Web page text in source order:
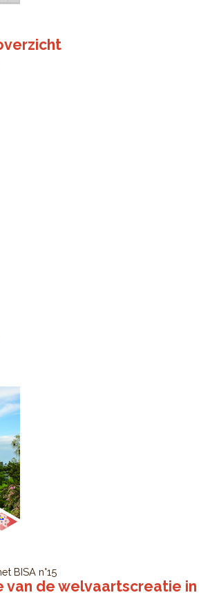
BISA n°15
van de welvaartscreatie in